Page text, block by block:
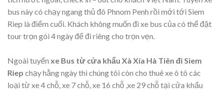
bus này có chạy ngang thủ đô Phnom Penh rồi mới tới Siem
Riep là điểm cuối. Khách không muốn đi xe bus của có thể đặt
tour trọn gói 4 ngày để đi riêng cho trọn vẹn.
Ngoài tuyến xe Bus từ cửa khẩu Xà Xía Hà Tiên đi Siem
Riep chạy hằng ngày thì chúng tôi còn cho thuê xe ô tô các
loại từ xe 4 chỗ, xe 7 chỗ, xe 16 chỗ ,xe 29 chỗ tại cửa khẩu